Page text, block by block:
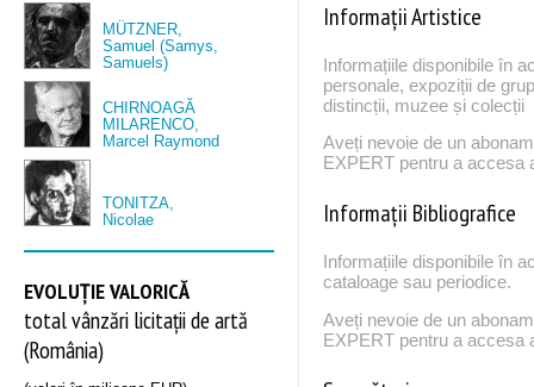
MÜTZNER,
Samuel (Samys,
Samuels)
CHIRNOAGĂ
MILARENCO,
Marcel Raymond
TONITZA,
Nicolae
EVOLUȚIE VALORICĂ
total vânzări licitații de artă
(România)
Informații Artistice
Informațiile disponibile în
personale, expoziții de
distincții, muzee și colecții
Aveți nevoie de un
EXPERT pentru a accesa
Informații Bibliografice
Informațiile disponibile în
cataloage sau periodice.
Aveți nevoie de un
EXPERT pentru a accesa